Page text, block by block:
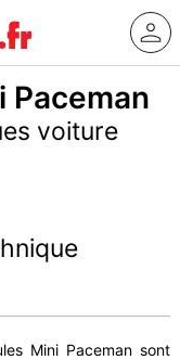
Paceman
voiture
Mini Paceman sont